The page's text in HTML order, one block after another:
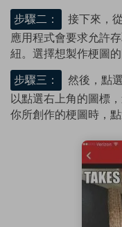
步驟二：
接下來，
應用程式會要求允許
紐。選擇想製作梗圖的
步驟三：
然後，點
以點選右上角的圖標
你所創作的梗圖時，點